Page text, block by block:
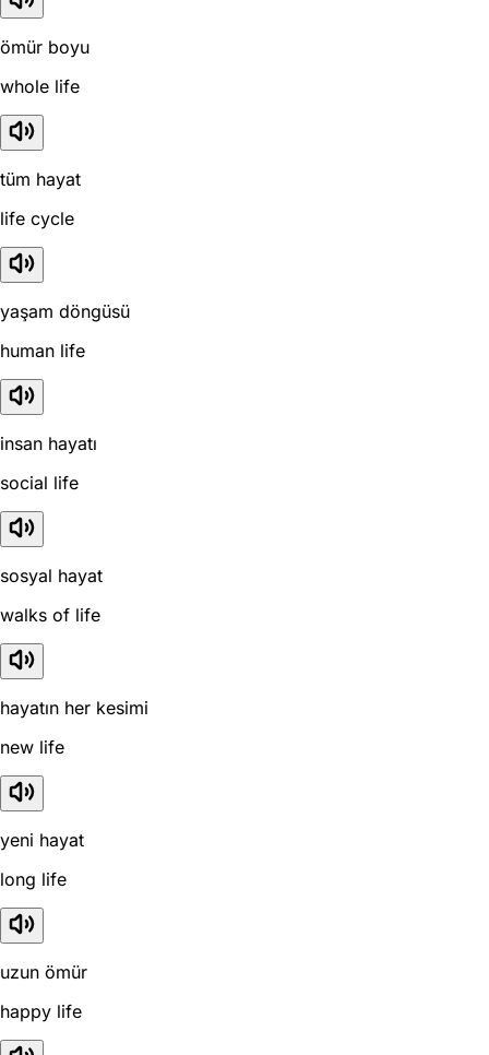
ömür boyu
whole life
tüm hayat
life cycle
yaşam döngüsü
human life
insan hayatı
social life
sosyal hayat
walks of life
hayatın her kesimi
new life
yeni hayat
long life
uzun ömür
happy life